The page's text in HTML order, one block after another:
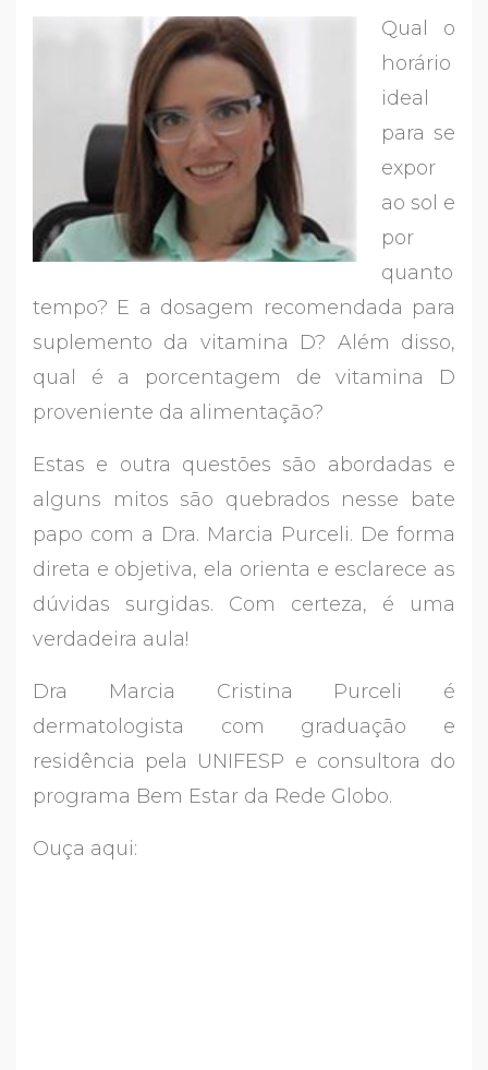
Qual o
horário
ideal
para se
expor
ao sol e
por
quanto
tempo? E a dosagem recomendada para
suplemento da vitamina D? Além disso,
qual é a porcentagem de vitamina D
proveniente da alimentação?
Estas e outra questões são abordadas e
alguns mitos são quebrados nesse bate
papo com a Dra. Marcia Purceli. De forma
direta e objetiva, ela orienta e esclarece as
dúvidas surgidas. Com certeza, é uma
verdadeira aula!
Dra Marcia Cristina Purceli é
dermatologista com graduação e
residência pela UNIFESP e consultora do
programa Bem Estar da Rede Globo.
Ouça aqui: